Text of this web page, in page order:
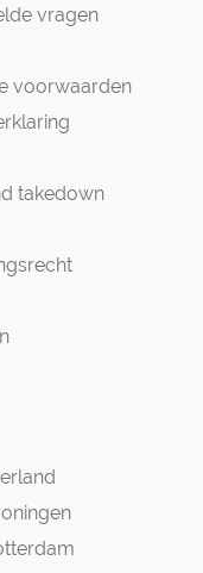
vragen
voorwaarden
takedown